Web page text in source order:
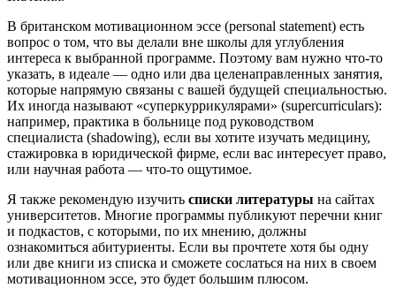
В британском мотивационном эссе (personal statement) есть
вопрос о том, что вы делали вне школы для углубления
интереса к выбранной программе. Поэтому вам нужно что-то
указать, в идеале — одно или два целенаправленных занятия,
которые напрямую связаны с вашей будущей специальностью.
Их иногда называют «суперкуррикулярами» (supercurriculars):
например, практика в больнице под руководством
специалиста (shadowing), если вы хотите изучать медицину,
стажировка в юридической фирме, если вас интересует право,
или научная работа — что-то ощутимое.
Я также рекомендую изучить списки литературы на сайтах
университетов. Многие программы публикуют перечни книг
и подкастов, с которыми, по их мнению, должны
ознакомиться абитуриенты. Если вы прочтете хотя бы одну
или две книги из списка и сможете сослаться на них в своем
мотивационном эссе, это будет большим плюсом.